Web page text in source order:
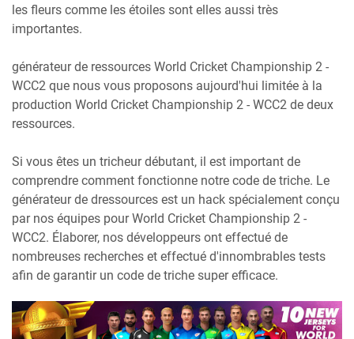
les fleurs comme les étoiles sont elles aussi très
importantes.
générateur de ressources World Cricket Championship 2 -
WCC2 que nous vous proposons aujourd'hui limitée à la
production World Cricket Championship 2 - WCC2 de deux
ressources.
Si vous êtes un tricheur débutant, il est important de
comprendre comment fonctionne notre code de triche. Le
générateur de dressources est un hack spécialement conçu
par nos équipes pour World Cricket Championship 2 -
WCC2. Élaborer, nos développeurs ont effectué de
nombreuses recherches et effectué d'innombrables tests
afin de garantir un code de triche super efficace.